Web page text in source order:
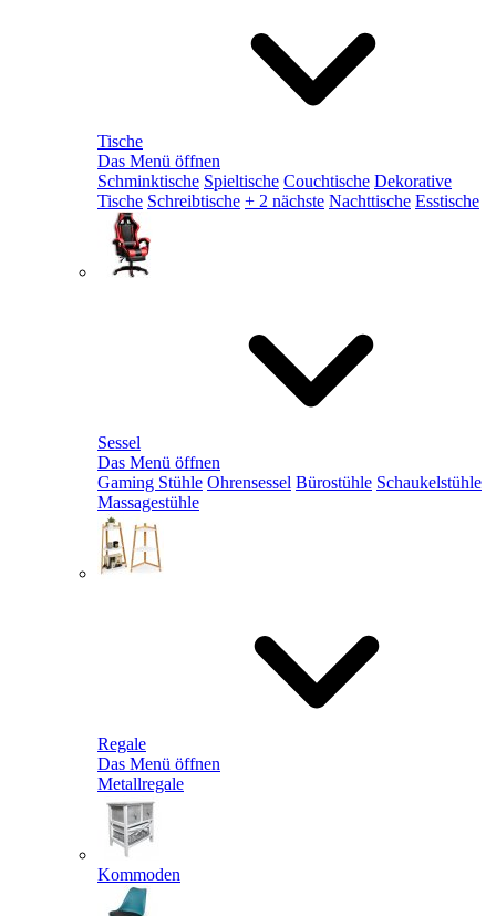
Tische
Das Menü öffnen
Schminktische Spieltische Couchtische Dekorative
Tische Schreibtische + 2 nächste Nachttische Esstische
Sessel
Das Menü öffnen
Gaming Stühle Ohrensessel Bürostühle Schaukelstühle
Massagestühle
Regale
Das Menü öffnen
Metallregale
Kommoden